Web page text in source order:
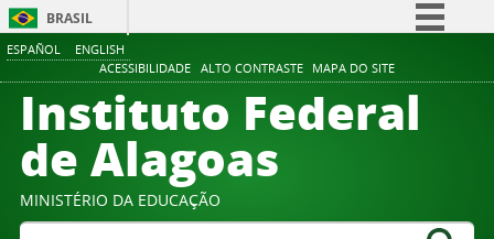
ESPAÑOL ENGLISH
ACESSIBILIDADE ALTO CONTRASTE MAPA DO SITE
BRASIL
Comunica BR
Participe
Canais
Instituto Federal
de Alagoas
MINISTÉRIO DA EDUCAÇÃO
Buscar no portal